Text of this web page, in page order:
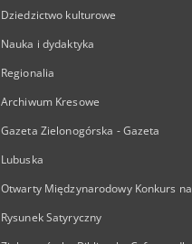
Dziedzictwo kulturowe
Nauka i dydaktyka
Regionalia
Archiwum Kresowe
Gazeta Zielonogórska - Gazeta
Lubuska
Otwarty Międzynarodowy Konkurs na
Rysunek Satyryczny